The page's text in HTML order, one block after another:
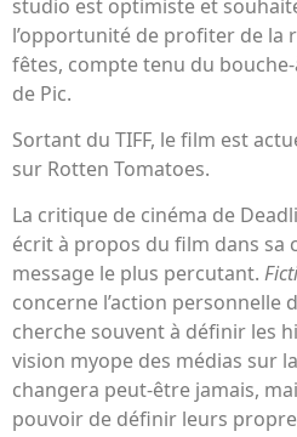
studio est optimiste et
l’opportunité de profiter de la
fêtes, compte tenu du
de Pic.
Sortant du TIFF, le film est
sur Rotten Tomatoes.
La critique de cinéma de
écrit à propos du film dans sa
message le plus percutant.
concerne l’action personnelle
cherche souvent à définir les
vision myope des médias sur
changera peut-être jamais,
pouvoir de définir leurs